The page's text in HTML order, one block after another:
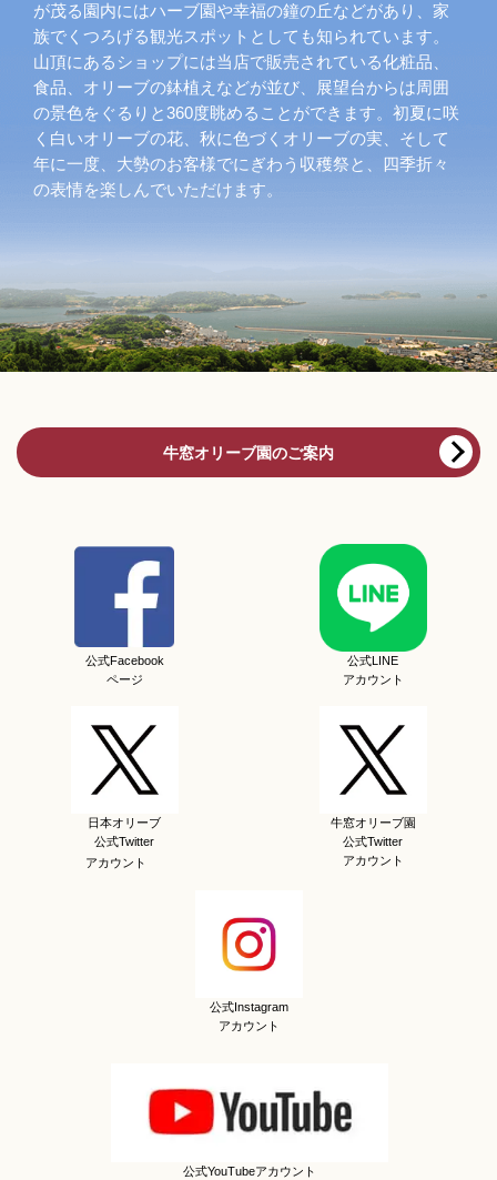
が茂る園内にはハーブ園や幸福の鐘の丘などがあり、家
族でくつろげる観光スポットとしても知られています。
山頂にあるショップには当店で販売されている化粧品、
食品、オリーブの鉢植えなどが並び、展望台からは周囲
の景色をぐるりと360度眺めることができます。初夏に咲
く白いオリーブの花、秋に色づくオリーブの実、そして
年に一度、大勢のお客様でにぎわう収穫祭と、四季折々
の表情を楽しんでいただけます。
牛窓オリーブ園のご案内
公式Facebook
ページ
公式LINE
アカウント
日本オリーブ
公式Twitter
アカウント
牛窓オリーブ園
公式Twitter
アカウント
公式Instagram
アカウント
公式YouTubeアカウント